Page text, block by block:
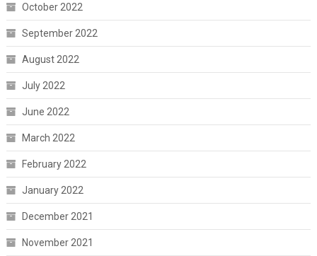
October 2022
September 2022
August 2022
July 2022
June 2022
March 2022
February 2022
January 2022
December 2021
November 2021